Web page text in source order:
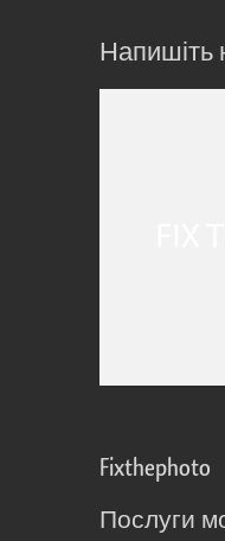
Напишіть
Fixthephoto
Послуги